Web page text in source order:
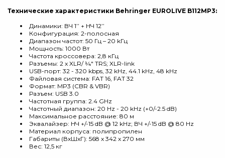
Технические характеристики Behringer EUROLIVE B112MP3:
Динамики: ВЧ 1’’ + НЧ 12’’
Конфигурация: 2-полосная
Диапазон частот: 50 Гц – 20 kГц
Мощность: 1000 Вт
Частота кроссовера: 2,8 кГц
Разъемы: 2 x XLR/ ¼" TRS; XLR-link
USB-порт: 32 - 320 kbps, 32 kHz, 44.1 kHz, 48 kHz
Файловая система: FAT 16, FAT 32
Формат: MP3 (CBR & VBR)
Разъем: USB 3.0
Частотная группа: 2.4 GHz
Частотный диапазон: 20 Hz - 20 kHz (+0/-2.5 dB)
Максимальное расстояние: 80 м
Эквалайзер: НЧ +/-15 dB @ 12 kHz; ВЧ +/-15 dB @ 80 Hz
Материал корпуса: полипропилен
Габариты (ВхШхГ): 568 x 342 x 270 мм
Вес: 12,5 кг